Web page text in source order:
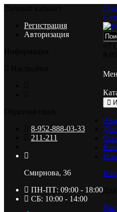
Регистрация
Авторизация
8-952-888-03-33
211-211
Смирнова, 36
ПН-ПТ: 09:00 - 18:00
СБ: 10:00 - 14:00
О